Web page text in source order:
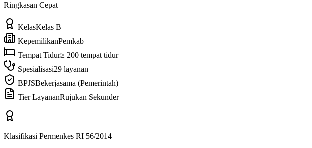
Ringkasan Cepat
KelasKelas B
KepemilikanPemkab
Tempat Tidur≥ 200 tempat tidur
Spesialisasi29 layanan
BPJSBekerjasama (Pemerintah)
Tier LayananRujukan Sekunder
Klasifikasi Permenkes RI 56/2014